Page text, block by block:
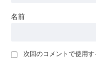
名前
次回のコメントで使用